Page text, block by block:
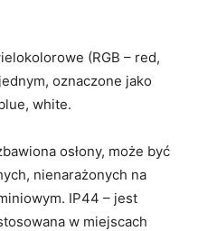
(RGB – red,
oznaczone jako
white.
osłony, może być
nienarażonych na
IP44 – jest
w miejscach